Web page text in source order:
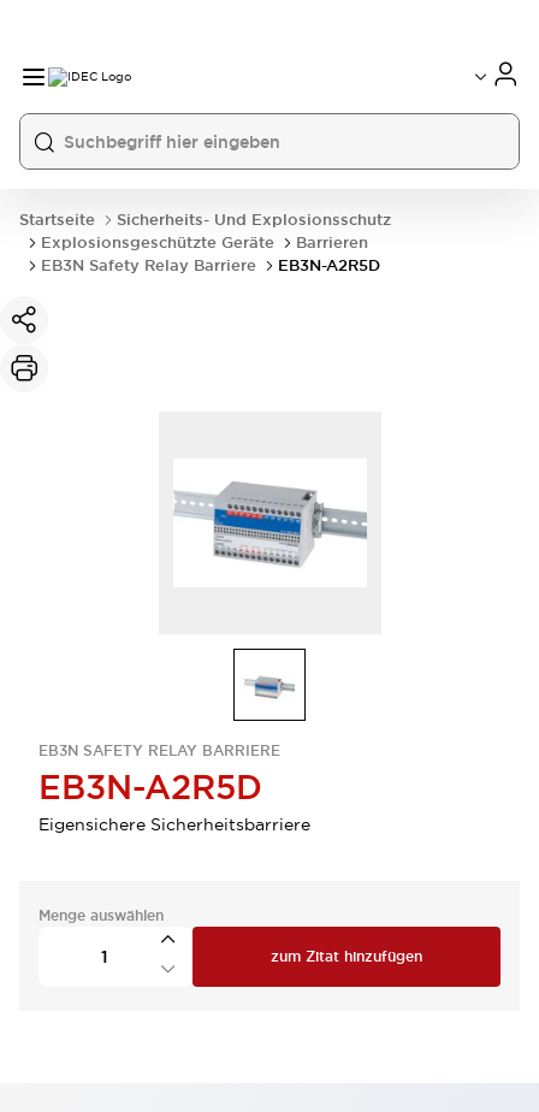
Startseite
Sicherheits- Und Explosionsschutz
Explosionsgeschützte Geräte
Barrieren
EB3N Safety Relay Barriere
EB3N-A2R5D
EB3N SAFETY RELAY BARRIERE
EB3N-A2R5D
Eigensichere Sicherheitsbarriere
Menge auswählen
zum Zitat hinzufügen